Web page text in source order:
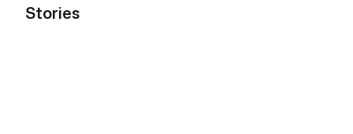
Stories